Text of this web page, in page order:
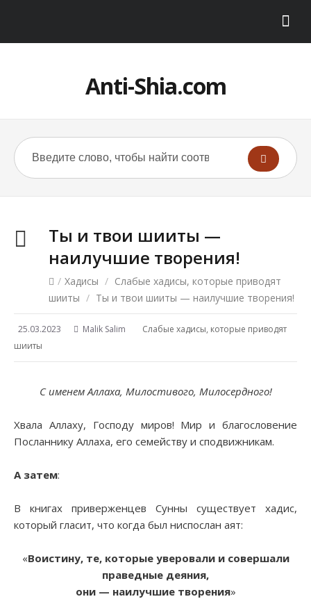
Anti-Shia.com
Ты и твои шииты —
наилучшие творения!
/ Хадисы / Слабые хадисы, которые приводят
шииты / Ты и твои шииты — наилучшие творения!
25.03.2023 Malik Salim
Слабые хадисы, которые приводят
шииты
С именем Аллаха, Милостивого, Милосердного!
Хвала Аллаху, Господу миров! Мир и благословение
Посланнику Аллаха, его семейству и сподвижникам.
А затем:
В книгах приверженцев Сунны существует хадис,
который гласит, что когда был ниспослан аят:
«Воистину, те, которые уверовали и совершали
праведные деяния,
они — наилучшие творения»